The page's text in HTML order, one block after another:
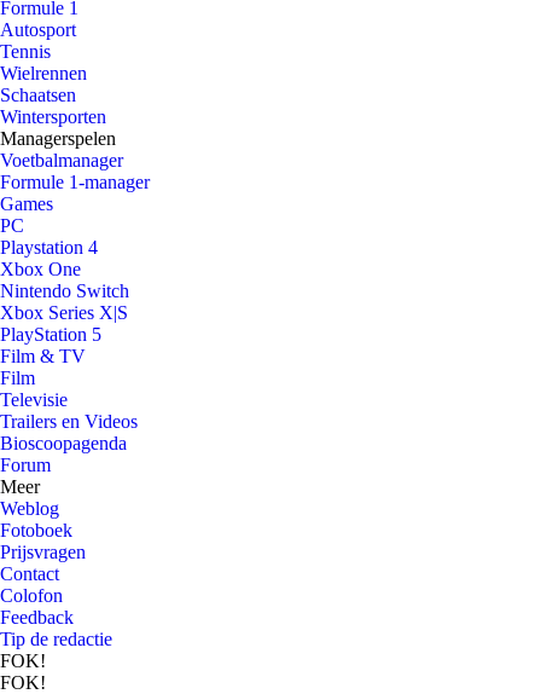
Formule 1
Autosport
Tennis
Wielrennen
Schaatsen
Wintersporten
Managerspelen
Voetbalmanager
Formule 1-manager
Games
PC
Playstation 4
Xbox One
Nintendo Switch
Xbox Series X|S
PlayStation 5
Film & TV
Film
Televisie
Trailers en Videos
Bioscoopagenda
Forum
Meer
Weblog
Fotoboek
Prijsvragen
Contact
Colofon
Feedback
Tip de redactie
FOK!
FOK!